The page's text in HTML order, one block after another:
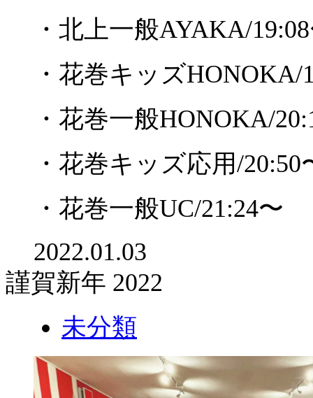
・北上一般AYAKA/19:08
・花巻キッズHONOKA/
・花巻一般HONOKA/
・花巻キッズ応用/20:50
・花巻一般UC/21:24〜
2022.01.03
謹賀新年 2022
未分類